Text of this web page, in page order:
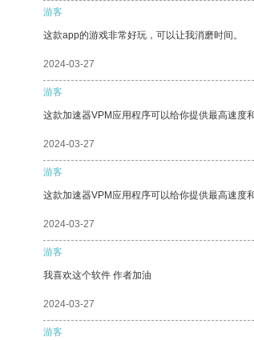
游客
这款app的游戏非常好玩，可以让我消磨时间。
2024-03-27
游客
这款加速器VPM应用程序可以给你提供最高速度
2024-03-27
游客
这款加速器VPM应用程序可以给你提供最高速度
2024-03-27
游客
我喜欢这个软件 作者加油
2024-03-27
游客